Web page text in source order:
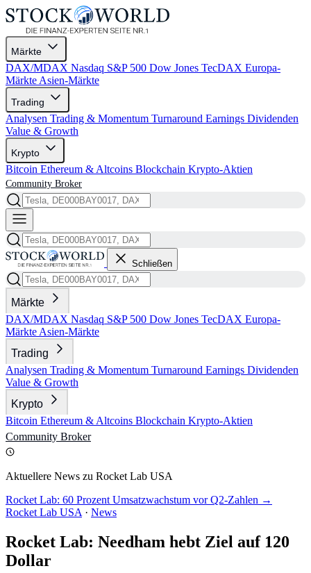
Märkte
DAX/MDAX Nasdaq S&P 500 Dow Jones TecDAX Europa-
Märkte Asien-Märkte
Trading
Analysen Trading & Momentum Turnaround Earnings Dividenden
Value & Growth
Krypto
Bitcoin Ethereum & Altcoins Blockchain Krypto-Aktien
Community Broker
Schließen
Märkte
DAX/MDAX Nasdaq S&P 500 Dow Jones TecDAX Europa-
Märkte Asien-Märkte
Trading
Analysen Trading & Momentum Turnaround Earnings Dividenden
Value & Growth
Krypto
Bitcoin Ethereum & Altcoins Blockchain Krypto-Aktien
Community Broker
Aktuellere News zu Rocket Lab USA
Rocket Lab: 60 Prozent Umsatzwachstum vor Q2-Zahlen →
Rocket Lab USA · News
Rocket Lab: Needham hebt Ziel auf 120
Dollar